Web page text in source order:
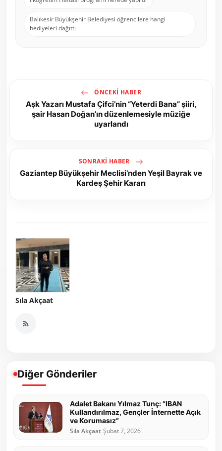
Balıkesir Büyükşehir Belediyesi öğrencilere hangi
hediyeleri dağıttı
ÖNCEKI HABER
Aşk Yazarı Mustafa Çifci’nin “Yeterdi Bana” şiiri,
şair Hasan Doğan’ın düzenlemesiyle müziğe
uyarlandı
SONRAKI HABER
Gaziantep Büyükşehir Meclisi’nden Yeşil Bayrak ve
Kardeş Şehir Kararı
Sıla Akçaat
Diğer Gönderiler
Adalet Bakanı Yılmaz Tunç: “IBAN
Kullandırılmaz, Gençler İnternette Açık
ve Korumasız”
Sıla Akçaat Şubat 7, 2026